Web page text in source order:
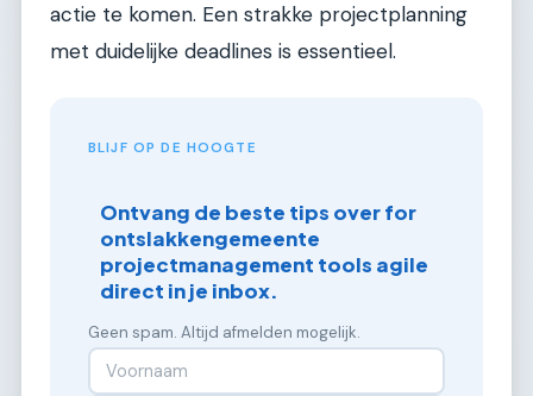
actie te komen. Een strakke projectplanning
met duidelijke deadlines is essentieel.
BLIJF OP DE HOOGTE
Ontvang de beste tips over for
ontslakkengemeente
projectmanagement tools agile
direct in je inbox.
Geen spam. Altijd afmelden mogelijk.